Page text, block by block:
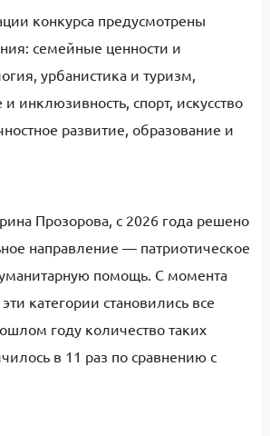
конкурса предусмотрены
семейные ценности и
урбанистика и туризм,
инклюзивность, спорт, искусство
развитие, образование и
Прозорова, с 2026 года решено
направление — патриотическое
помощь. С момента
категории становились все
году количество таких
в 11 раз по сравнению с